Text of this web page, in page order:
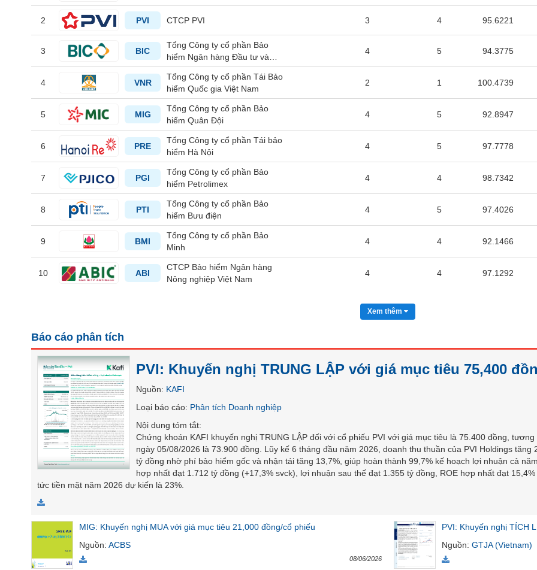
2 PVI CTCP PVI 3 4 95.6221
3 BIC
Tổng Công ty cổ phần Bảo
hiểm Ngân hàng Đầu tư và
Phát triển Việt Nam
4 5 94.3775
4 VNR
Tổng Công ty cổ phần Tái Bảo
hiểm Quốc gia Việt Nam
2 1 100.4739
5 MIG
Tổng Công ty cổ phần Bảo
hiểm Quân Đội
4 5 92.8947
6 PRE
Tổng Công ty cổ phần Tái bảo
hiểm Hà Nội
4 5 97.7778
7 PGI
Tổng Công ty cổ phần Bảo
hiểm Petrolimex
4 4 98.7342
8 PTI
Tổng Công ty cổ phần Bảo
hiểm Bưu điện
4 5 97.4026
9 BMI
Tổng Công ty cổ phần Bảo
Minh
4 4 92.1466
10 ABI
CTCP Bảo hiểm Ngân hàng
Nông nghiệp Việt Nam
4 4 97.1292
Xem thêm
Báo cáo phân tích
PVI: Khuyến nghị TRUNG LẬP với giá mục tiêu 75,400
Nguồn: KAFI
Loại báo cáo: Phân tích Doanh nghiệp
Nội dung tóm tắt:
Chứng khoán KAFI khuyến nghị TRUNG LẬP đối với cổ phiếu PVI với giá mục tiêu là 75.400 đồng,
ngày 05/08/2026 là 73.900 đồng. Lũy kế 6 tháng đầu năm 2026, doanh thu thuần của PVI Holdings
tỷ đồng nhờ phí bảo hiểm gốc và nhận tái tăng 13,7%, giúp hoàn thành 99,7% kế hoạch lợi nhuận cả
hợp nhất đạt 1.712 tỷ đồng (+17,3% svck), lợi nhuận sau thế đạt 1.355 tỷ đồng, ROE hợp nhất đạt
tức tiền mặt năm 2026 dự kiến là 23%.
MIG: Khuyến nghị MUA với giá mục tiêu 21,000 đồng/cổ phiếu
Nguồn:ACBS
08/06/2026
PVI: Khuyến nghị TÍCH
Nguồn: GTJA (Vietnam)
CÔNG
TIÊU
DÙNG
KHÔNG
DÙNG
THIẾT
YẾU
KHỎE
CHÍNH
CÔNG
NGHỆ
TIN
DỊCH